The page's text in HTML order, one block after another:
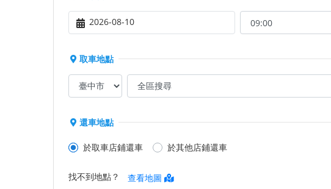
2026-08-10
取車地點
還車地點
於取車店鋪還車 於其他店鋪還車
找不到地點？ 查看地圖